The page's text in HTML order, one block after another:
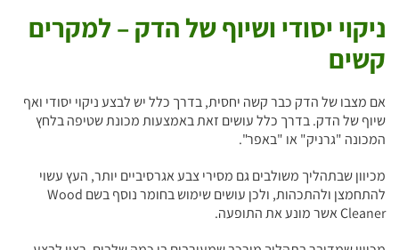
ניקוי יסודי ושיוף של הדק – למקרים
קשים
אם מצבו של הדק כבר קשה יחסית, בדרך כלל יש לבצע ניקוי יסודי ואף
שיוף של הדק. בדרך כלל עושים זאת באמצעות מכונת שטיפה בלחץ
המכונה "גרניק" או "באפר".
מכיוון שבתהליך משולבים גם מסירי צבע אגרסיביים יותר, העץ עשוי
להתחמצן ולהתכהות, ולכן עושים שימוש בחומר נוסף בשם Wood
Cleaner אשר מונע את התופעה.